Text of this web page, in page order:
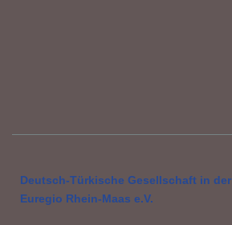
Deutsch-Türkische Gesellschaft in der
Euregio Rhein-Maas e.V.